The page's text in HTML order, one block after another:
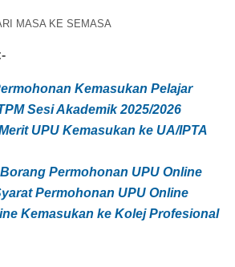
MASA KE SEMASA
Kemasukan Pelajar
Sesi Akademik 2025/2026
UPU Kemasukan ke UA/IPTA
Permohonan UPU Online
Permohonan UPU Online
Kemasukan ke Kolej Profesional